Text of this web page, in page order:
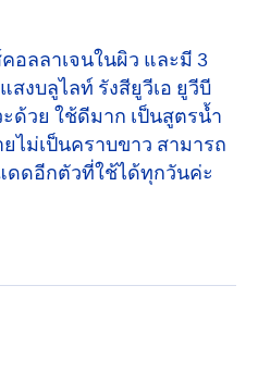
อลลาเจนในผิว และมี 3
งบลูไลท์ รังสียูวีเอ ยูวีบี
ด้วย ใช้ดีมาก เป็นสูตรน้ำ
ยไม่เป็นคราบขาว สามารถ
ดดอีกตัวที่ใช้ได้ทุกวันค่ะ